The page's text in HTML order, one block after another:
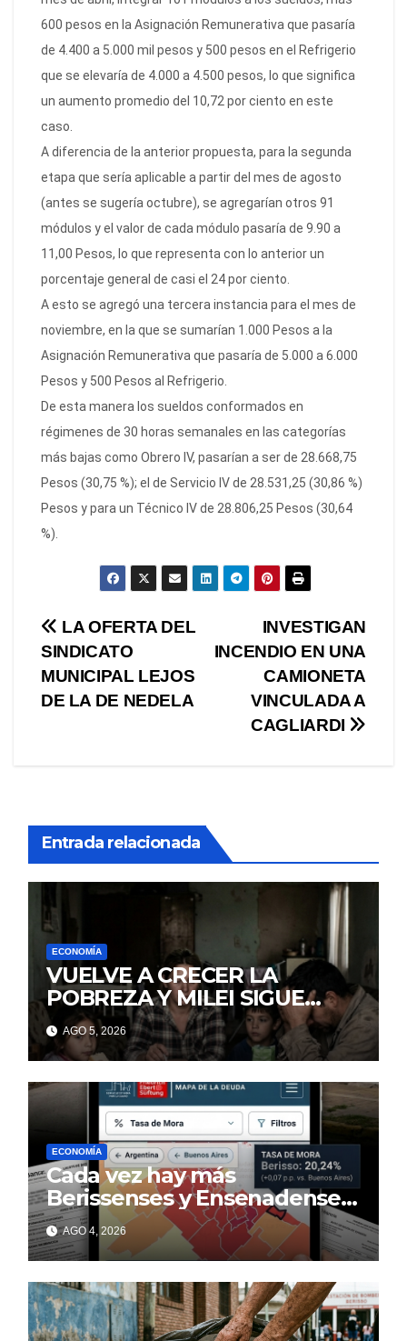
600 pesos en la Asignación Remunerativa que pasaría
de 4.400 a 5.000 mil pesos y 500 pesos en el Refrigerio
que se elevaría de 4.000 a 4.500 pesos, lo que significa
un aumento promedio del 10,72 por ciento en este
caso.
A diferencia de la anterior propuesta, para la segunda
etapa que sería aplicable a partir del mes de agosto
(antes se sugería octubre), se agregarían otros 91
módulos y el valor de cada módulo pasaría de 9.90 a
11,00 Pesos, lo que representa con lo anterior un
porcentaje general de casi el 24 por ciento.
A esto se agregó una tercera instancia para el mes de
noviembre, en la que se sumarían 1.000 Pesos a la
Asignación Remunerativa que pasaría de 5.000 a 6.000
Pesos y 500 Pesos al Refrigerio.
De esta manera los sueldos conformados en
régimenes de 30 horas semanales en las categorías
más bajas como Obrero IV, pasarían a ser de 28.668,75
Pesos (30,75 %); el de Servicio IV de 28.531,25 (30,86 %)
Pesos y para un Técnico IV de 28.806,25 Pesos (30,64
%).
Navegación
de
entradas
INVESTIGAN
INCENDIO EN UNA
CAMIONETA
VINCULADA A
CAGLIARDI
LA OFERTA DEL
SINDICATO
MUNICIPAL LEJOS
DE LA DE NEDELA
Entrada relacionada
ECONOMÍA
VUELVE A CRECER LA
POBREZA Y MILEI SIGUE
MINTIENDO
AGO 5, 2026
ECONOMÍA
Cada vez hay más
Berissenses y Ensenadenses
con deudas incobrables
AGO 4, 2026